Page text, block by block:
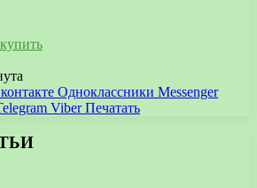
Одноклассники Messenger
Viber Печатать